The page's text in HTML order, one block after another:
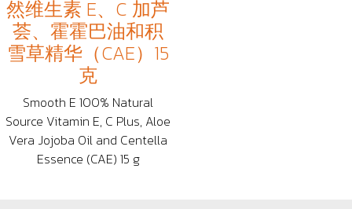
然维生素 E、C 加芦
荟、霍霍巴油和积
雪草精华（CAE）15
克
Smooth E 100% Natural
Source Vitamin E, C Plus, Aloe
Vera Jojoba Oil and Centella
Essence (CAE) 15 g